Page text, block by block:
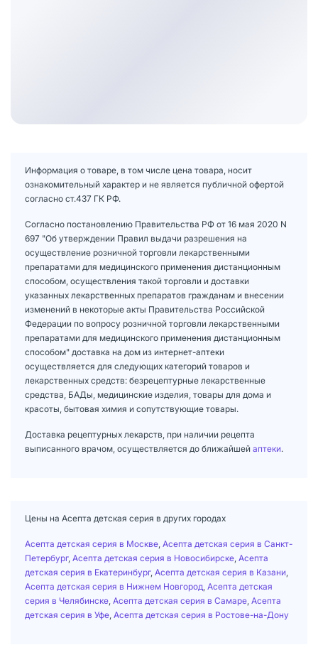
Информация о товаре, в том числе цена товара, носит
ознакомительный характер и не является публичной офертой
согласно ст.437 ГК РФ.
Согласно постановлению Правительства РФ от 16 мая 2020 N
697 "Об утверждении Правил выдачи разрешения на
осуществление розничной торговли лекарственными
препаратами для медицинского применения дистанционным
способом, осуществления такой торговли и доставки
указанных лекарственных препаратов гражданам и внесении
изменений в некоторые акты Правительства Российской
Федерации по вопросу розничной торговли лекарственными
препаратами для медицинского применения дистанционным
способом" доставка на дом из интернет-аптеки
осуществляется для следующих категорий товаров и
лекарственных средств: безрецептурные лекарственные
средства, БАДы, медицинские изделия, товары для дома и
красоты, бытовая химия и сопутствующие товары.
Доставка рецептурных лекарств, при наличии рецепта
выписанного врачом, осуществляется до ближайшей аптеки.
Цены на Асепта детская серия в других городах
Асепта детская серия в Москве Асепта детская серия в Санкт-
Петербург, Асепта детская серия в Новосибирске Асепта
детская серия в Екатеринбург, Асепта детская серия в Казани
Асепта детская серия в Нижнем Новгород Асепта детская
серия в Челябинске Асепта детская серия в Самаре Асепта
детская серия в Уфе Асепта детская серия в Ростове-на-Дону